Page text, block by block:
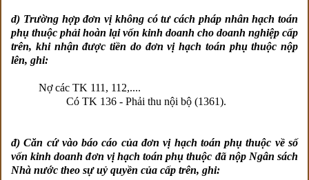
d) Trường hợp đơn vị không có tư cách pháp nhân hạch toán
phụ thuộc phải hoàn lại vốn kinh doanh cho doanh nghiệp cấp
trên, khi nhận được tiền do đơn vị hạch toán phụ thuộc nộp
lên, ghi:
Nợ các TK 111, 112,....
Có TK 136 - Phải thu nội bộ (1361).
đ) Căn cứ vào báo cáo của đơn vị hạch toán phụ thuộc về số
vốn kinh doanh đơn vị hạch toán phụ thuộc đã nộp Ngân sách
Nhà nước theo sự uỷ quyền của cấp trên, ghi: